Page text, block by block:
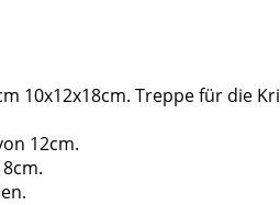
10x12x18cm. Treppe für die
12cm.